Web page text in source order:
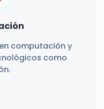
computación y
como